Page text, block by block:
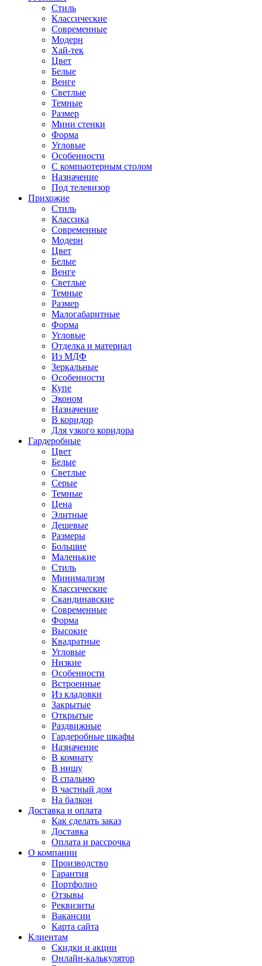
Стиль
Классические
Современные
Модерн
Хай-тек
Цвет
Белые
Венге
Светлые
Темные
Размер
Мини стенки
Форма
Угловые
Особенности
С компьютерным столом
Назначение
Под телевизор
Прихожие
Стиль
Классика
Современные
Модерн
Цвет
Белые
Венге
Светлые
Темные
Размер
Малогабаритные
Форма
Угловые
Отделка и материал
Из МДФ
Зеркальные
Особенности
Купе
Эконом
Назначение
В коридор
Для узкого коридора
Гардеробные
Цвет
Белые
Светлые
Серые
Темные
Цена
Элитные
Дешевые
Размеры
Большие
Маленькие
Стиль
Минимализм
Классические
Скандинавские
Современные
Форма
Высокие
Квадратные
Угловые
Низкие
Особенности
Встроенные
Из кладовки
Закрытые
Открытые
Раздвижные
Гардеробные шкафы
Назначение
В комнату
В нишу
В спальню
В частный дом
На балкон
Доставка и оплата
Как сделать заказ
Доставка
Оплата и рассрочка
О компании
Производство
Гарантия
Портфолио
Отзывы
Реквизиты
Вакансии
Карта сайта
Клиентам
Скидки и акции
Онлайн-калькулятор